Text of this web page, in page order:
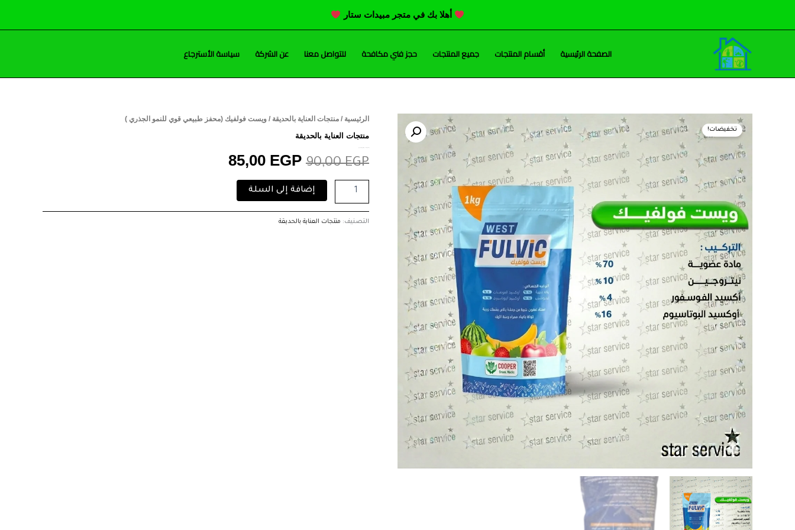
المحتوى
أهلا بك في متجر مبيدات ستار
الصفحة الرئيسية أقسام المنتجات جميع المنتجات حجز فني مكافحة للتواصل معنا عن الشركة سياسة الأسترجاع
تخفيضات!
الرئيسية / منتجات العناية بالحديقة / ويست فولفيك (محفز طبيعي قوي للنمو الجذري )
منتجات العناية بالحديقة
90,00EGP
السعر
90,00 EGP.
85,00 EGP
السعر
كمية
ويست
(محفز
طبيعي
قوي
للنمو
الجذري
)
إضافة إلى السلة
التصنيف: منتجات العناية بالحديقة